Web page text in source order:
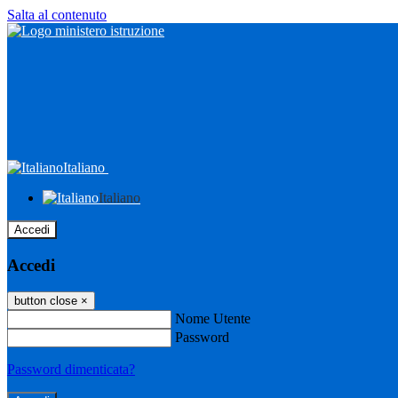
Salta al contenuto
Italiano
Italiano
Accedi
Accedi
button close ×
Nome Utente
Password
Password dimenticata?